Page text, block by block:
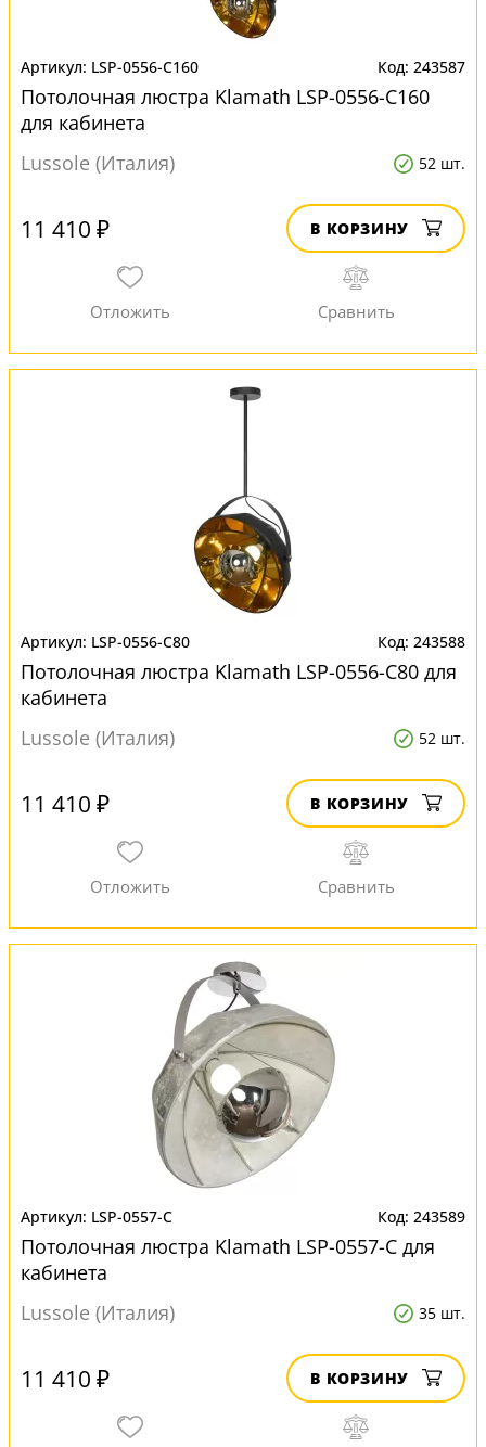
LSP-0556-C160 243587
Потолочная люстра Klamath LSP-0556-C160
для кабинета
Lussole (Италия)
52 шт.
11 410 ₽ В КОРЗИНУ
LSP-0556-C80 243588
Потолочная люстра Klamath LSP-0556-C80 для
кабинета
Lussole (Италия)
52 шт.
11 410 ₽ В КОРЗИНУ
LSP-0557-C 243589
Потолочная люстра Klamath LSP-0557-C для
кабинета
Lussole (Италия)
35 шт.
11 410 ₽ В КОРЗИНУ